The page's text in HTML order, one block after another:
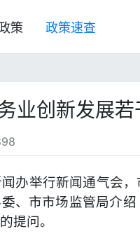
策 政策速查
业创新发展
办举行新闻通气会
、市市场监管局介
提问。